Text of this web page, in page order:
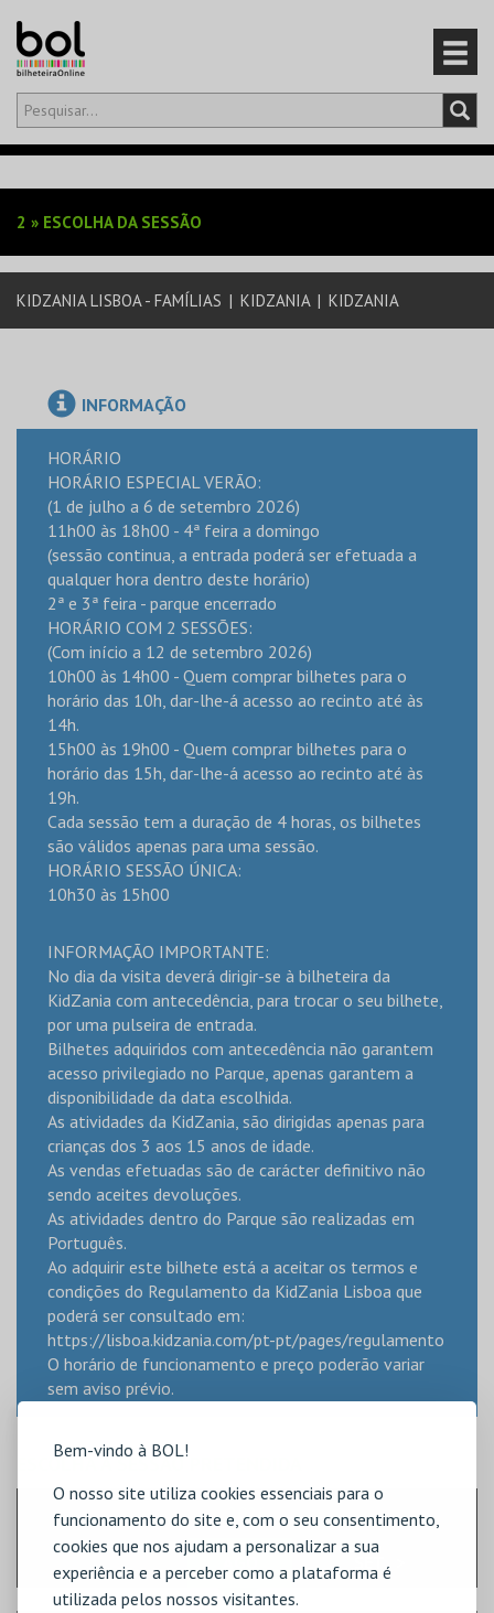
Bem-vindo à BOL!
O nosso site utiliza cookies essenciais para o
funcionamento do site e, com o seu consentimento,
cookies que nos ajudam a personalizar a sua
experiência e a perceber como a plataforma é
utilizada pelos nossos visitantes.
Olá,iniciar sessão
EVENTOS
CARTÕES
2 » ESCOLHA DA SESSÃO
KIDZANIA LISBOA - FAMÍLIAS | KIDZANIA | KIDZANIA
INFORMAÇÃO
HORÁRIO
HORÁRIO ESPECIAL VERÃO:
(1 de julho a 6 de setembro 2026)
11h00 às 18h00 - 4ª feira a domingo
(sessão continua, a entrada poderá ser efetuada a
qualquer hora dentro deste horário)
2ª e 3ª feira - parque encerrado
HORÁRIO COM 2 SESSÕES:
(Com início a 12 de setembro 2026)
10h00 às 14h00 - Quem comprar bilhetes para o
horário das 10h, dar-lhe-á acesso ao recinto até às
14h.
15h00 às 19h00 - Quem comprar bilhetes para o
horário das 15h, dar-lhe-á acesso ao recinto até às
19h.
Cada sessão tem a duração de 4 horas, os bilhetes
são válidos apenas para uma sessão.
HORÁRIO SESSÃO ÚNICA:
10h30 às 15h00
INFORMAÇÃO IMPORTANTE:
No dia da visita deverá dirigir-se à bilheteira da
KidZania com antecedência, para trocar o seu bilhete,
por uma pulseira de entrada.
Bilhetes adquiridos com antecedência não garantem
acesso privilegiado no Parque, apenas garantem a
disponibilidade da data escolhida.
As atividades da KidZania, são dirigidas apenas para
crianças dos 3 aos 15 anos de idade.
As vendas efetuadas são de carácter definitivo não
sendo aceites devoluções.
As atividades dentro do Parque são realizadas em
Português.
Ao adquirir este bilhete está a aceitar os termos e
condições do Regulamento da KidZania Lisboa que
poderá ser consultado em:
https://lisboa.kidzania.com/pt-pt/pages/regulamento
O horário de funcionamento e preço poderão variar
sem aviso prévio.
ESCOLHA A SESSÃO PRETENDIDA
« 2025 2026 2027»
JUL AGO